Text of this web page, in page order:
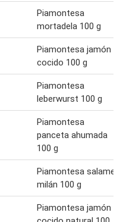
Piamontesa
mortadela 100 g
Piamontesa jamón
cocido 100 g
Piamontesa
leberwurst 100 g
Piamontesa
panceta ahumada
100 g
Piamontesa salame
milán 100 g
Piamontesa jamón